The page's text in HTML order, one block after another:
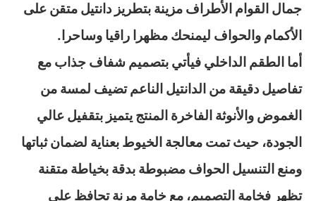
جمال القوام الأطراف مزينة بتطريز دانتيل متقن على
الأكمام والحواف ليمنحك مظهرا راقيا وساحرا.
أما الطقم الداخلي فيأتي بتصميم شفاف جذاب مع
تفاصيل دقيقة من الدانتيل الناعم تضيف لمسة من
الغموض والأنوثة الفاخرة المنتج يتميز بتقفيل عالي
الجودة، حيث تمت معالجة الخيوط بعناية لضمان ثباتها
ومنع التنسيل الحواف مضبوطة بدقة بخياطة متقنة
تظهر فخامة التصميم، مع خامة مرنة تحافظ على